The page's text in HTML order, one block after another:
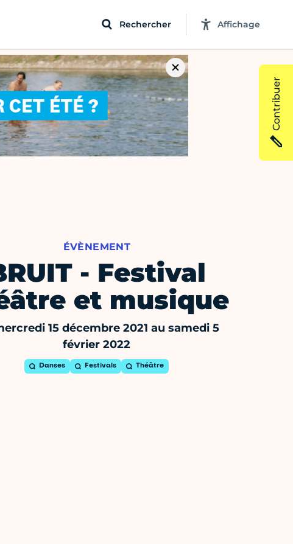
Rechercher Affichage
ÉVÈNEMENT
- Festival
et musique
15 décembre 2021 au samedi 5
février 2022
Danses Festivals Théâtre
Contribuer